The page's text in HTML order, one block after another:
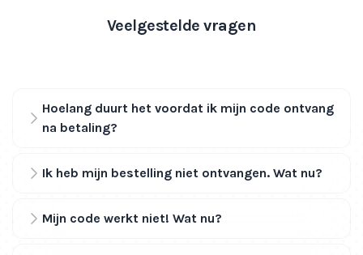
Veelgestelde vragen
Hoelang duurt het voordat ik mijn code ontvang
na betaling?
Ik heb mijn bestelling niet ontvangen. Wat nu?
Mijn code werkt niet! Wat nu?